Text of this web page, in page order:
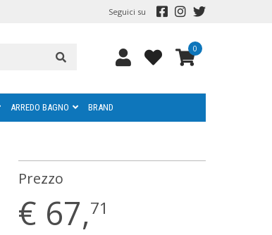
Seguici su
0
ARREDO BAGNO BRAND
Prezzo
€ 67,71